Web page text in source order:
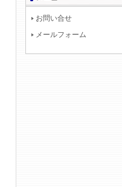
お問い合せ
メールフォーム